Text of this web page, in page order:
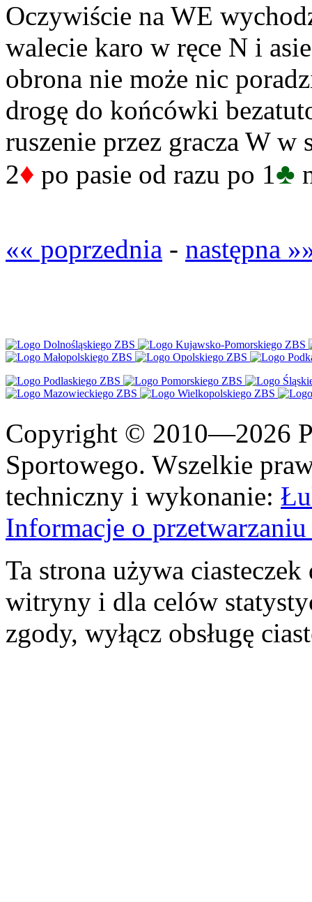
Oczywiście na WE
walecie karo w ręce N i
obrona nie może nic
drogę do końcówki
ruszenie przez gracza W w
2♦ po pasie od razu po 1♣
«« poprzednia - następna
Copyright © 2010—2026
Sportowego. Wszelkie
techniczny i wykonanie:
Informacje o
Ta strona używa
witryny i dla celów
zgody, wyłącz obsługę